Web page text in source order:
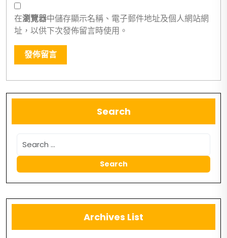
在瀏覽器中儲存顯示名稱、電子郵件地址及個人網站網
址，以供下次發佈留言時使用。
Search
Archives List